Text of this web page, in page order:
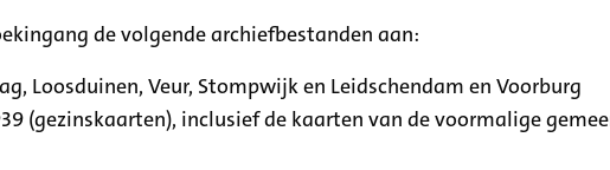
de volgende archiefbestanden aan:
Loosduinen, Veur, Stompwijk en Leidschendam en Voorburg
(gezinskaarten), inclusief de kaarten van de voormalige